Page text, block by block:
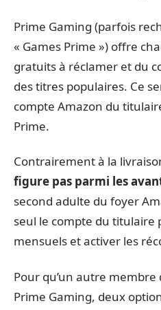
Prime Gaming (parfois
« Games Prime ») offre
gratuits à réclamer et du
des titres populaires. Ce
compte Amazon du
Prime.
Contrairement à la
figure pas parmi les
second adulte du foyer
seul le compte du titulaire
mensuels et activer les
Pour qu’un autre
Prime Gaming, deux